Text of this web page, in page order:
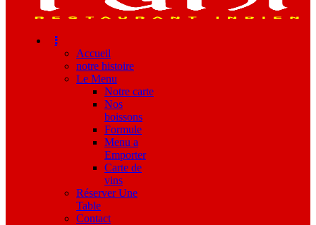
Accueil
notre histoire
Le Menu
Notre carte
Nos
boissons
Formule
Menu a
Emporter
Carte de
vins
Réserver Une
Table
Contact